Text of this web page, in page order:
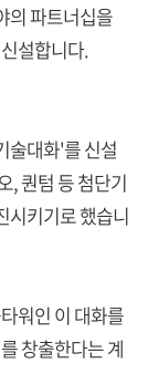
의 파트너십을
설합니다.
술대화'를 신설
, 퀀텀 등 첨단기
시키기로 했습니
워인 이 대화를
창출한다는 계